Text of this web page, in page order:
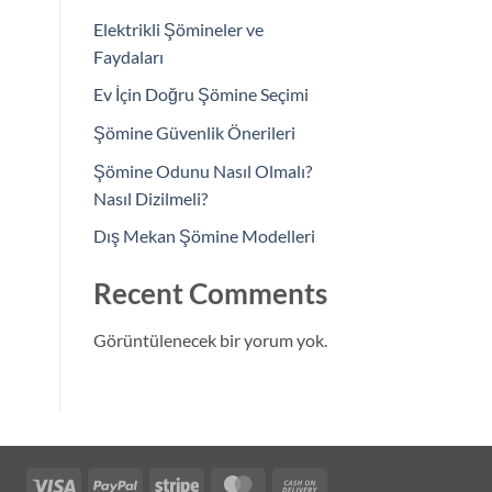
Elektrikli Şömineler ve
Faydaları
Ev İçin Doğru Şömine Seçimi
Şömine Güvenlik Önerileri
Şömine Odunu Nasıl Olmalı?
Nasıl Dizilmeli?
Dış Mekan Şömine Modelleri
Recent Comments
Görüntülenecek bir yorum yok.
Visa PayPal Stripe MasterCard